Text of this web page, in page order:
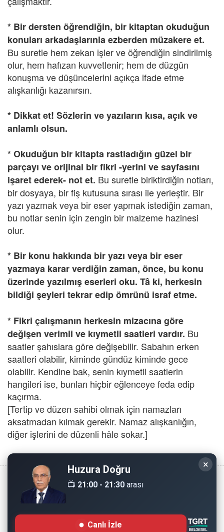
* Bir dersten öğrendiğin, bir kitaptan okuduğun
konuları arkadaşlarınla ezberden müzakere et.
Bu suretle hem zekan işler ve öğrendiğin sindirilmiş
olur, hem hafızan kuvvetlenir; hem de düzgün
konuşma ve düşüncelerini açıkça ifade etme
alışkanlığı kazanırsın.
* Dikkat et! Sözlerin ve yazıların kısa, açık ve
anlamlı olsun.
* Okuduğun bir kitapta rastladığın güzel bir
parçayı ve orijinal bir fikri -yerini ve sayfasını
işaret ederek- not et. Bu suretle biriktirdiğin notları,
bir dosyaya, bir fiş kutusuna sırası ile yerleştir. Bir
yazı yazmak veya bir eser yapmak istediğin zaman,
bu notlar senin için zengin bir malzeme hazinesi
olur.
* Bir konu hakkında bir yazı veya bir eser
yazmaya karar verdiğin zaman, önce, bu konu
üzerinde yazılmış eserleri oku. Tâ ki, herkesin
bildiği şeyleri tekrar edip ömrünü israf etme.
* Fikri çalışmanın herkesin mizacına göre
değişen verimli ve kıymetli saatleri vardır. Bu
saatler şahıslara göre değişebilir. Sabahın erken
saatleri olabilir, kiminde gündüz kiminde gece
olabilir. Kendine bak, senin kıymetli saatlerin
hangileri ise, bunları hiçbir eğlenceye feda edip
kaçırma.
[Tertip ve düzen sahibi olmak için namazları
aksatmadan kılmak gerekir. Namaz alışkanlığın,
diğer işlerini de düzenli hâle sokar.]
Copyright © 2008 - Dinimiz İslam. Her Hakkı Saklıdır.
Sitemizdeki bilgiler, bütün insanların istifadesi için
×
Huzura Doğru
📺 21:00 - 21:30 arası
Canlı İzle